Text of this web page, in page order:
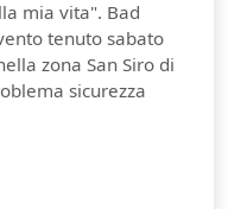
mia vita". Bad
tenuto sabato
zona San Siro di
sicurezza